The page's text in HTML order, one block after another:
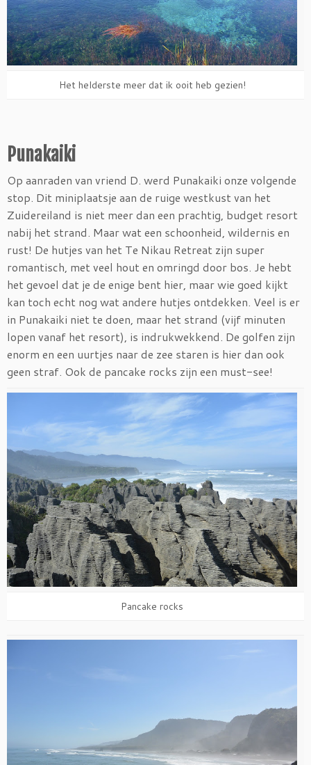
Het helderste meer dat ik ooit heb gezien!
Punakaiki
Op aanraden van vriend D. werd Punakaiki onze volgende
stop. Dit miniplaatsje aan de ruige westkust van het
Zuidereiland is niet meer dan een prachtig, budget resort
nabij het strand. Maar wat een schoonheid, wildernis en
rust! De hutjes van het Te Nikau Retreat zijn super
romantisch, met veel hout en omringd door bos. Je hebt
het gevoel dat je de enige bent hier, maar wie goed kijkt
kan toch echt nog wat andere hutjes ontdekken. Veel is er
in Punakaiki niet te doen, maar het strand (vijf minuten
lopen vanaf het resort), is indrukwekkend. De golfen zijn
enorm en een uurtjes naar de zee staren is hier dan ook
geen straf. Ook de pancake rocks zijn een must-see!
Pancake rocks